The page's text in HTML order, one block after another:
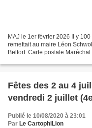
MAJ le 1er février 2026 Il y
remettait au maire Léon
Belfort. Carte postale
Fêtes des 2 au 4
vendredi 2 juillet
Publié le 10/08/2020 à 23:01
Par Le CartophiLion